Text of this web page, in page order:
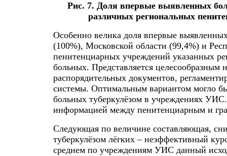
Рис. 7. Доля впервые выявленных
различных региональных
Особенно велика доля впервые
(100%), Московской области (99,4%) и
пенитенциарных учреждений указанных
больных. Представляется
распорядительных документов,
системы. Оптимальным вариантом могло
больных туберкулёзом в учреждениях УИС.
информацией между пенитенциарным и
Следующая по величине составляющая,
туберкулёзом лёгких – неэффективный
среднем по учреждениям УИС данный